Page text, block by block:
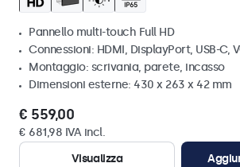
Pannello multi-touch Full HD
Connessioni: HDMI, DisplayPort, USB-C,
Montaggio: scrivania, parete, incasso
Dimensioni esterne: 430 x 263 x 42 mm
€ 559,00
€ 681,98 IVA incl.
Visualizza